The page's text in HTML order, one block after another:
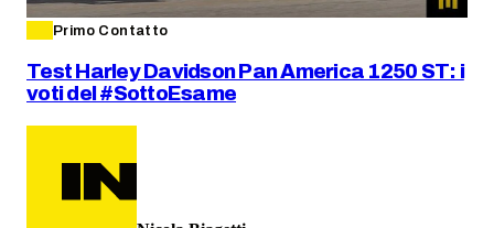
Primo Contatto
Test Harley Davidson Pan America 1250 ST: i
voti del #SottoEsame